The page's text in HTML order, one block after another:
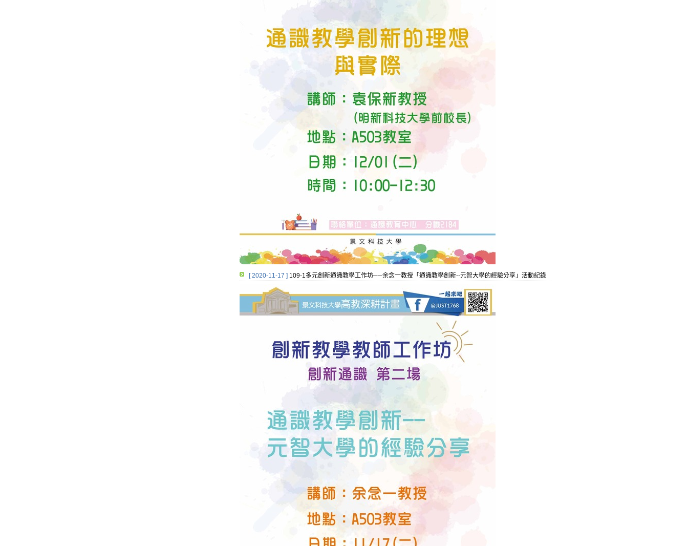
[ 2020-11-17 ] 109-1多元創新通識教學工作坊──余念一教授「通識教學創新--元智大學的經驗分享」活動紀錄